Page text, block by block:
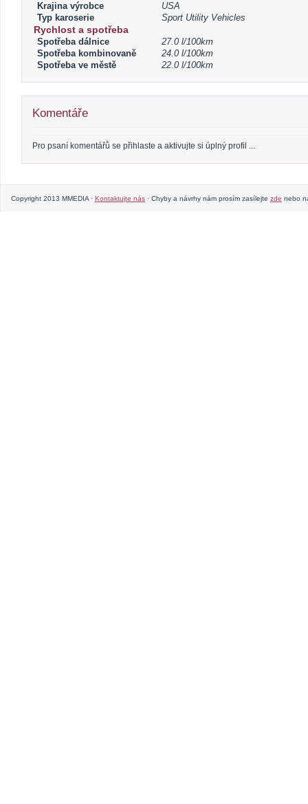
Krajina výrobce
USA
Typ karoserie
Sport Utility Vehicles
Rychlost a spotřeba
Spotřeba dálnice
27.0 l/100km
Spotřeba kombinovaně
24.0 l/100km
Spotřeba ve městě
22.0 l/100km
Komentáře
Pro psaní komentářů se přihlaste a aktivujte si úplný profil ...
Copyright 2013 MMEDIA · Kontaktujte nás · Chyby a návrhy nám prosím zasílejte zde nebo